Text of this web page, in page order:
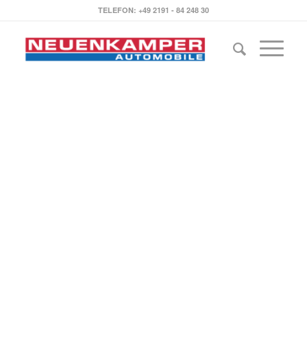
TELEFON: +49 2191 - 84 248 30